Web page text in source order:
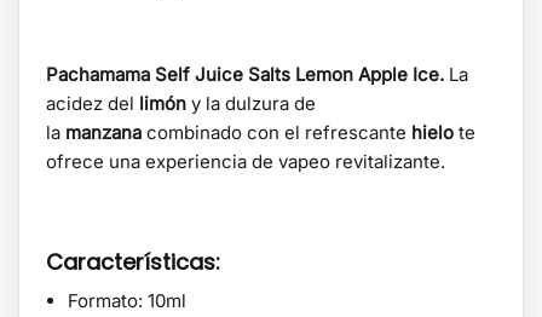
Pachamama Self Juice Salts Lemon Apple Ice. La
acidez del limón y la dulzura de
la manzana combinado con el refrescante hielo te
ofrece una experiencia de vapeo revitalizante.
Características:
Formato: 10ml